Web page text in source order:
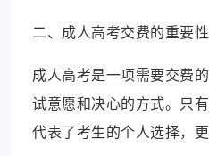
二、成人高考交费的重要性
成人高考是一项需要交费
试意愿和决心的方式。只
代表了考生的个人选择，